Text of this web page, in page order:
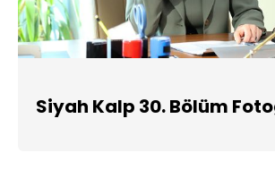
Siyah Kalp 30. Bölüm